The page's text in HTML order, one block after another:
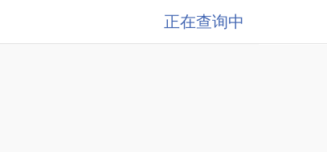
正在查询中